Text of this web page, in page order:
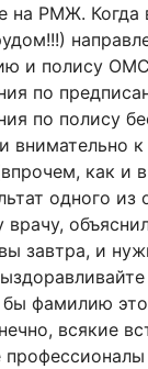
на РМЖ. Когда
и полису
по
по полису
внимательно
как и
одного
завтра, и
фамилию
всякие